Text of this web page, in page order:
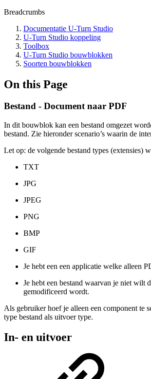
Breadcrumbs
Documentatie U-Turn Studio
U-Turn Studio koppeling
Toolbox
U-Turn Studio bouwblokken
Soorten bouwblokken
On this Page
Bestand - Document naar PDF
In dit bouwblok kan een bestand omgezet
bestand. Zie hieronder scenario’s waarin de
Let op: de volgende bestand types (extensies)
TXT
JPG
JPEG
PNG
BMP
GIF
Je hebt een een applicatie welke alleen
Je hebt een bestand waarvan je niet wilt
gemodificeerd wordt.
Als gebruiker hoef je alleen een component te
type bestand als uitvoer type.
In- en uitvoer